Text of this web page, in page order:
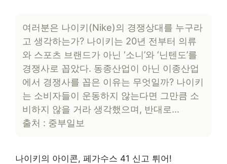
여러분은 나이키(Nike)의 경쟁상대를 누구라
고 생각하는가? 나이키는 20년 전부터 의류
와 스포츠 브랜드가 아닌 ‘소니’와 ‘닌텐도’를
경쟁사로 꼽았다. 동종산업이 아닌 이종산업
에서 경쟁사를 꼽은 이유는 무엇일까? 나이키
는 소비자들이 운동하지 않는다면 그만큼 소
비하지 않을 거라 생각했으며, 반대로…
출처 : 중부일보
나이키의 아이콘, 페가수스 41 신고 튀어!